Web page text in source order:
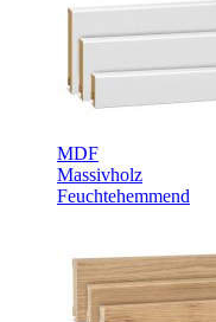
MDF
Massivholz
Feuchtehemmend